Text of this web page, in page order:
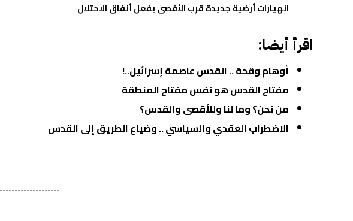
انهيارات أرضية جديدة قرب الأقصى بفعل أنفاق الاحتلال
اقرأ أيضا:
أوهام وقحة .. القدس عاصمة إسرائيل..!
مفتاح القدس هو نفس مفتاح المنطقة
من نحن؟ وما لنا وللأقصى والقدس؟
الاضطراب العقدي والسياسي .. وضياع الطريق إلى القدس